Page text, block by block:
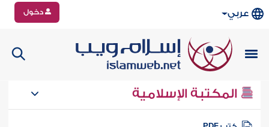
عربي دخول
المكتبة الإسلامية